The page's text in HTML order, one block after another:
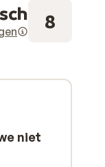
8
niet